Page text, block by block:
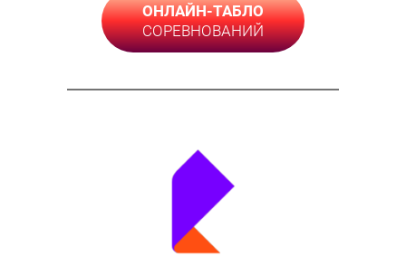
ОНЛАЙН-ТАБЛО
СОРЕВНОВАНИЙ